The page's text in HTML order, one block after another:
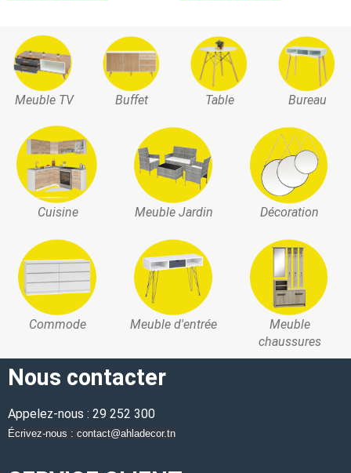
Meuble TV Buffet Table Bureau
Cuisine Meuble Jardin Décoration
Commode Meuble d'entrée
Meuble
chaussures
Nous contacter
Appelez-nous : 29 252 300
Écrivez-nous : contact@ahladecor.tn